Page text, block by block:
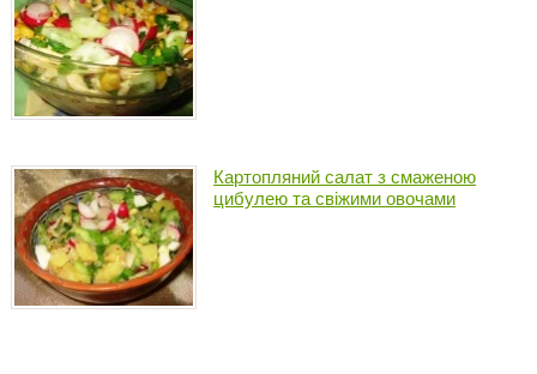
Картопляний салат з смаженою
цибулею та свіжими овочами